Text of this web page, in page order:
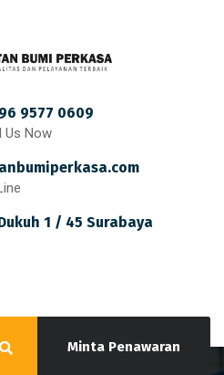
9577 0609
Us Now
1 / 45 Surabaya
Minta Penawaran